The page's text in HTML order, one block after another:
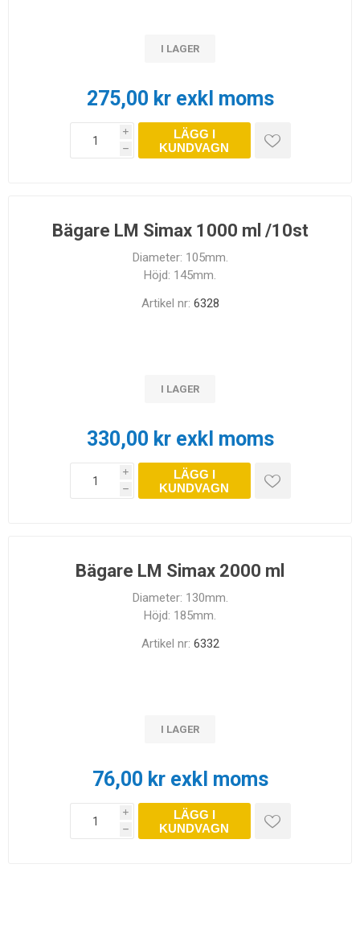
I LAGER
275,00 kr exkl moms
i
h
LÄGG I
KUNDVAGN
Bägare LM Simax 1000 ml /10st
Diameter: 105mm.
Höjd: 145mm.
Artikel nr: 6328
I LAGER
330,00 kr exkl moms
i
h
LÄGG I
KUNDVAGN
Bägare LM Simax 2000 ml
Diameter: 130mm.
Höjd: 185mm.
Artikel nr: 6332
I LAGER
76,00 kr exkl moms
i
h
LÄGG I
KUNDVAGN